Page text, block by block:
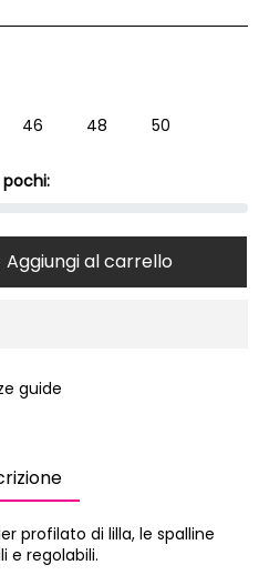
46 48 50
Aggiungi al carrello
guide
profilato di lilla, le spalline
e regolabili.